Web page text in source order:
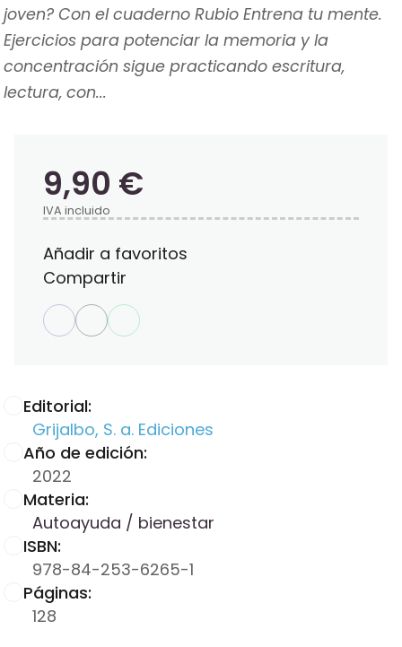
joven? Con el cuaderno Rubio Entrena tu mente.
Ejercicios para potenciar la memoria y la
concentración sigue practicando escritura,
lectura, con...
Editorial:
Grijalbo, S. a. Ediciones
Año de edición:
2022
Materia:
Autoayuda / bienestar
ISBN:
978-84-253-6265-1
Páginas:
128
9,90 €
IVA incluido
Añadir a favoritos
Compartir